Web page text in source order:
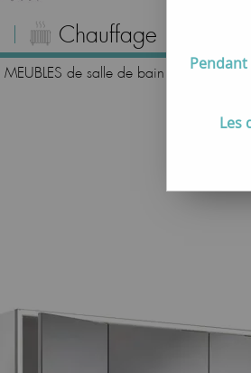
Chauffage
MEUBLES de salle de bain Armoires
Les